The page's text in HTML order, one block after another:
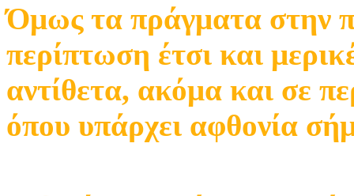
Όμως τα πράγματα στην
περίπτωση έτσι και
αντίθετα, ακόμα και σε
όπου υπάρχει αφθονία